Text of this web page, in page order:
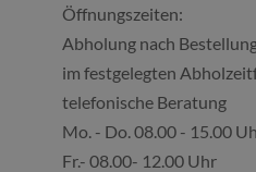
Öffnungszeiten:
Abholung nach
im festgelegten
telefonische Beratung
Mo. - Do. 08.00 - 15.00
Fr.- 08.00- 12.00 Uhr